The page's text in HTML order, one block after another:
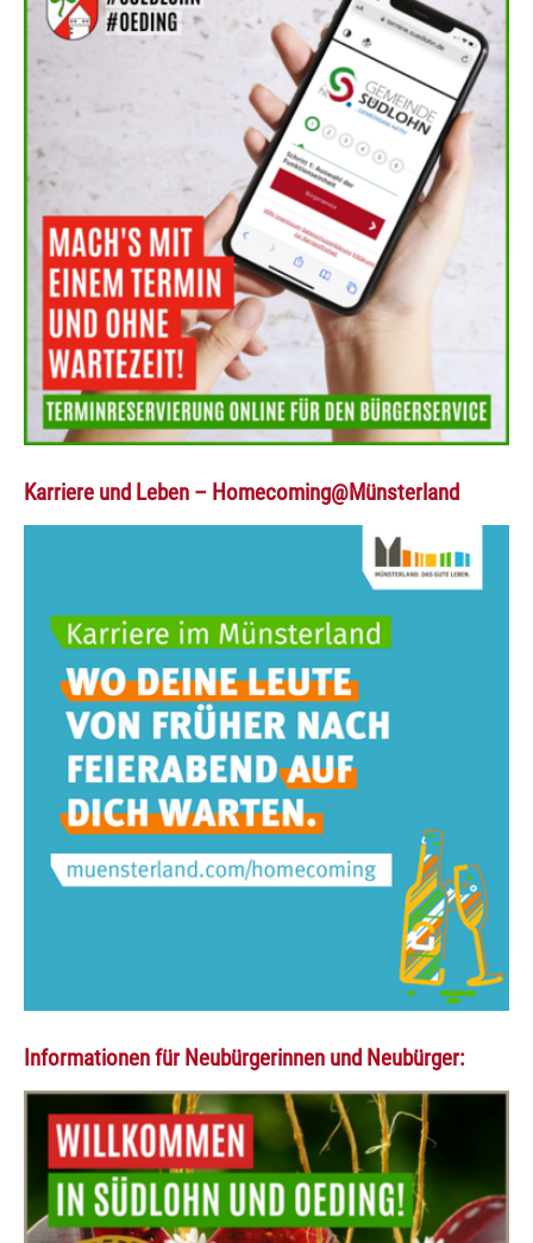
Karriere und Leben – Homecoming@Münsterland
Informationen für Neubürgerinnen und Neubürger: